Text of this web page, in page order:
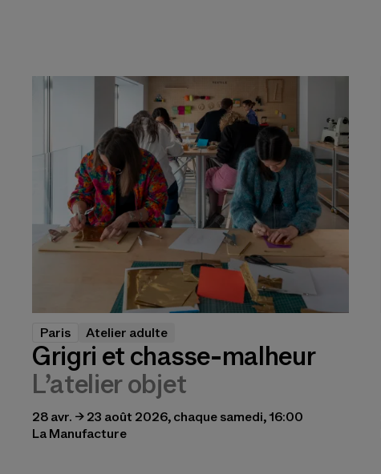
Paris Atelier adulte
Grigri et chasse-malheur
L’atelier objet
28 avr. → 23 août 2026, chaque samedi, 16:00
La Manufacture